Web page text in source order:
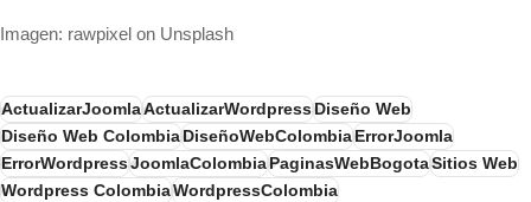
Imagen: rawpixel on Unsplash
ActualizarJoomlaActualizarWordpressDiseño Web
Diseño Web ColombiaDiseñoWebColombiaErrorJoomla
ErrorWordpressJoomlaColombiaPaginasWebBogotaSitios Web
Wordpress ColombiaWordpressColombia